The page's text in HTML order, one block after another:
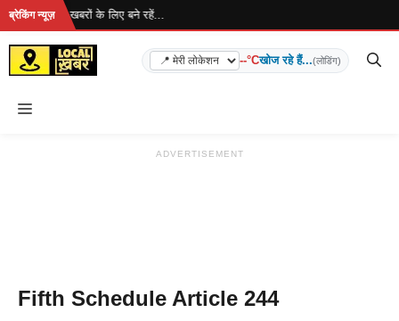
Skip
content
ब्रेकिंग न्यूज़
रहा है... ताज़ा खबरों के लिए बने रहें...
--°Cखोज रहे हैं...(लोडिंग)
Menu
ADVERTISEMENT
Fifth Schedule Article 244